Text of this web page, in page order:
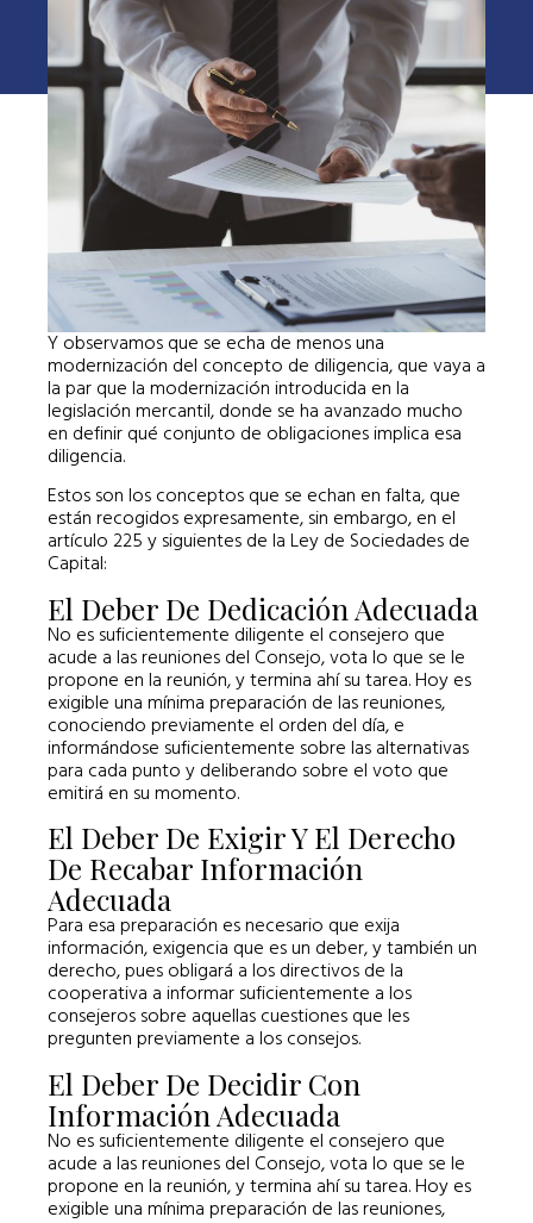
Y observamos que se echa de menos una
modernización del concepto de diligencia, que vaya a
la par que la modernización introducida en la
legislación mercantil, donde se ha avanzado mucho
en definir qué conjunto de obligaciones implica esa
diligencia.
Estos son los conceptos que se echan en falta, que
están recogidos expresamente, sin embargo, en el
artículo 225 y siguientes de la Ley de Sociedades de
Capital:
El Deber De Dedicación Adecuada
No es suficientemente diligente el consejero que
acude a las reuniones del Consejo, vota lo que se le
propone en la reunión, y termina ahí su tarea. Hoy es
exigible una mínima preparación de las reuniones,
conociendo previamente el orden del día, e
informándose suficientemente sobre las alternativas
para cada punto y deliberando sobre el voto que
emitirá en su momento.
El Deber De Exigir Y El Derecho
De Recabar Información
Adecuada
Para esa preparación es necesario que exija
información, exigencia que es un deber, y también un
derecho, pues obligará a los directivos de la
cooperativa a informar suficientemente a los
consejeros sobre aquellas cuestiones que les
pregunten previamente a los consejos.
El Deber De Decidir Con
Información Adecuada
No es suficientemente diligente el consejero que
acude a las reuniones del Consejo, vota lo que se le
propone en la reunión, y termina ahí su tarea. Hoy es
exigible una mínima preparación de las reuniones,